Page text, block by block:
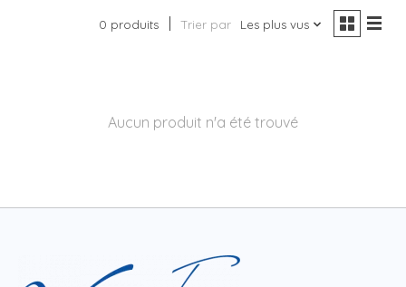
0 produits Trier par Les plus vus
Aucun produit n'a été trouvé